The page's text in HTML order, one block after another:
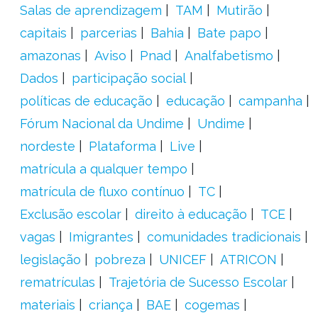
Salas de aprendizagem
TAM
Mutirão
capitais
parcerias Bahia
Bate papo
amazonas
Aviso Pnad
Analfabetismo
Dados
participação social
políticas de educação
educação
campanha
Fórum Nacional da Undime
Undime
nordeste
Plataforma
Live
matrícula a qualquer tempo
matrícula de fluxo contínuo
TC
Exclusão escolar
direito à educação
TCE
vagas
Imigrantes
comunidades tradicionais
legislação
pobreza UNICEF
ATRICON
rematrículas
Trajetória de Sucesso Escolar
materiais
criança BAE
cogemas